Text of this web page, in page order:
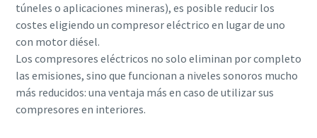
túneles o aplicaciones mineras), es posible reducir los
costes eligiendo un compresor eléctrico en lugar de uno
con motor diésel.
Los compresores eléctricos no solo eliminan por completo
las emisiones, sino que funcionan a niveles sonoros mucho
más reducidos: una ventaja más en caso de utilizar sus
compresores en interiores.